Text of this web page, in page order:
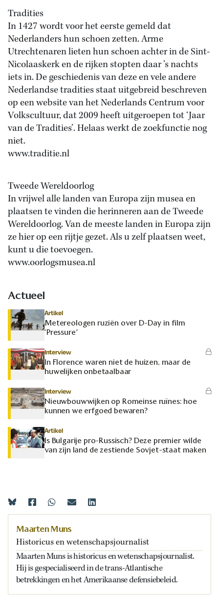
Tradities
In 1427 wordt voor het eerste gemeld dat
Nederlanders hun schoen zetten. Arme
Utrechtenaren lieten hun schoen achter in de Sint-
Nicolaaskerk en de rijken stopten daar ’s nachts
iets in. De geschiedenis van deze en vele andere
Nederlandse tradities staat uitgebreid beschreven
op een website van het Nederlands Centrum voor
Volkscultuur, dat 2009 heeft uitgeroepen tot ‘Jaar
van de Tradities’. Helaas werkt de zoekfunctie nog
niet.
www.traditie.nl
Tweede Wereldoorlog
In vrijwel alle landen van Europa zijn musea en
plaatsen te vinden die herinneren aan de Tweede
Wereldoorlog. Van de meeste landen in Europa zijn
ze hier op een rijtje gezet. Als u zelf plaatsen weet,
kunt u die toevoegen.
www.oorlogsmusea.nl
Actueel
Artikel
Metereologen ruziën over D-Day in film
‘Pressure’
Interview
In Florence waren niet de huizen, maar de
huwelijken onbetaalbaar
Interview
Nieuwbouwwijken op Romeinse ruïnes: hoe
kunnen we erfgoed bewaren?
Artikel
Is Bulgarije pro-Russisch? Deze premier wilde
van zijn land de zestiende Sovjet-staat maken
Maarten Muns
Historicus en wetenschapsjournalist
Maarten Muns is historicus en wetenschapsjournalist.
Hij is gespecialiseerd in de trans-Atlantische
betrekkingen en het Amerikaanse defensiebeleid.